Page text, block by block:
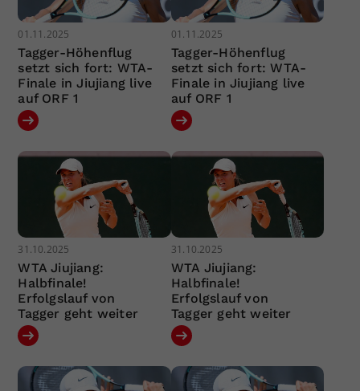
01.11.2025
Tagger-Höhenflug
setzt sich fort: WTA-
Finale in Jiujiang live
auf ORF 1
01.11.2025
Tagger-Höhenflug
setzt sich fort: WTA-
Finale in Jiujiang live
auf ORF 1
31.10.2025
WTA Jiujiang:
Halbfinale!
Erfolgslauf von
Tagger geht weiter
31.10.2025
WTA Jiujiang:
Halbfinale!
Erfolgslauf von
Tagger geht weiter